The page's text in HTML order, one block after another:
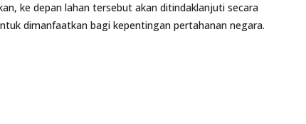
ke depan lahan tersebut akan ditindaklanjuti secara
dimanfaatkan bagi kepentingan pertahanan negara.